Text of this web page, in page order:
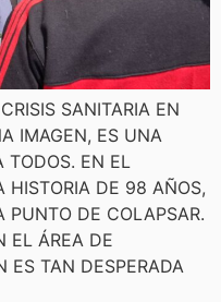
SANITARIA EN
IMAGEN, ES UNA
TODOS. EN EL
HISTORIA DE 98 AÑOS,
PUNTO DE COLAPSAR.
EL ÁREA DE
ES TAN DESPERADA